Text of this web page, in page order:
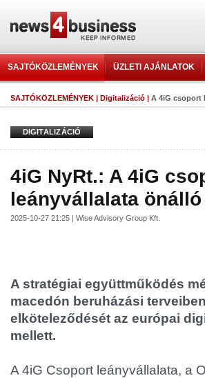
SAJTÓKÖZLEMÉNYEK ÜZLETI AJÁNLATOK
SAJTÓKÖZLEMÉNYEK | Digitalizáció | A 4iG csoport
DIGITALIZÁCIÓ
4iG NyRt.: A 4iG
leányvállalata
2025-10-27 21:25 | Wise Advisory Group Kft.
A stratégiai együttműködés
macedón beruházási
elköteleződését az európai
mellett.
A 4iG Csoport leányvállalata, a